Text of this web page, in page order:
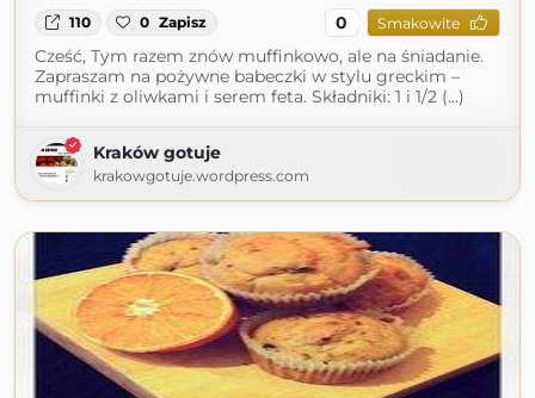
110 0 Zapisz 0 Smakowite
Cześć, Tym razem znów muffinkowo, ale na śniadanie.
Zapraszam na pożywne babeczki w stylu greckim –
muffinki z oliwkami i serem feta. Składniki: 1 i 1/2 (...)
Kraków gotuje
krakowgotuje.wordpress.com